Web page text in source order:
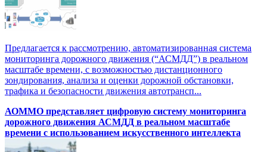
Предлагается к рассмотрению, автоматизированная система
мониторинга дорожного движения (“АСМДД”) в реальном
масштабе времени, с возможностью дистанционного
зондирования, анализа и оценки дорожной обстановки,
трафика и безопасности движения автотрансп...
АОММО представляет цифровую cистему мониторинга
дорожного движения АСМДД в реальном масштабе
времени с использованием искусственного интеллекта